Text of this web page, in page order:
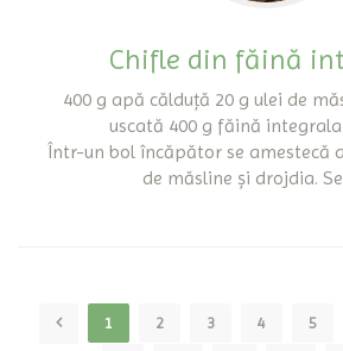
Chifle din făină
400 g apă călduță 20 g ulei de
uscată 400 g făină integrala
Într-un bol încăpător se amestecă
de măsline și drojdia.
1 2 3 4 5